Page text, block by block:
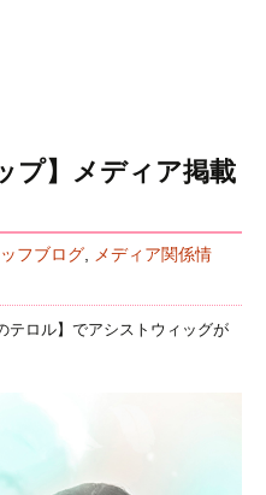
プ】メディア掲載
フブログ, メディア関係情
ロル】でアシストウィッグが